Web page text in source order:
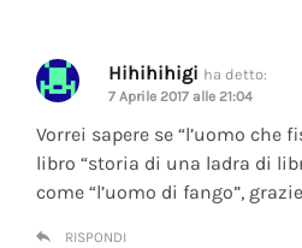
Hihihihigi ha detto:
7 Aprile 2017 alle 21:04
Vorrei sapere se “l’uomo che
libro “storia di una ladra di
come “l’uomo di fango”, grazie
RISPONDI